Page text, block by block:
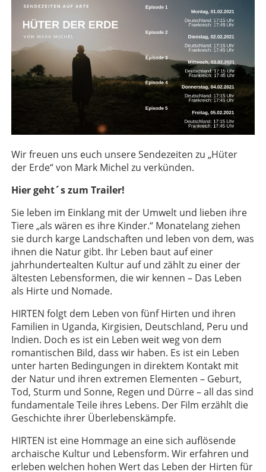
Wir freuen uns euch unsere Sendezeiten zu „Hüter
der Erde“ von Mark Michel zu verkünden.
Hier geht´s zum Trailer!
Sie leben im Einklang mit der Umwelt und lieben ihre
Tiere „als wären es ihre Kinder.“ Monatelang ziehen
sie durch karge Landschaften und leben von dem, was
ihnen die Natur gibt. Ihr Leben baut auf einer
jahrhundertealten Kultur auf und zählt zu einer der
ältesten Lebensformen, die wir kennen – Das Leben
als Hirte und Nomade.
HIRTEN folgt dem Leben von fünf Hirten und ihren
Familien in Uganda, Kirgisien, Deutschland, Peru und
Indien. Doch es ist ein Leben weit weg von dem
romantischen Bild, dass wir haben. Es ist ein Leben
unter harten Bedingungen in direktem Kontakt mit
der Natur und ihren extremen Elementen – Geburt,
Tod, Sturm und Sonne, Regen und Dürre – all das sind
fundamentale Teile ihres Lebens. Der Film erzählt die
Geschichte ihrer Überlebenskämpfe.
HIRTEN ist eine Hommage an eine sich auflösende
archaische Kultur und Lebensform. Wir erfahren und
erleben welchen hohen Wert das Leben der Hirten für